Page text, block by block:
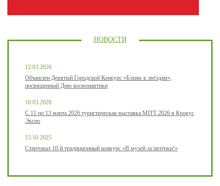
НОВОСТИ
12.03.2026
Объявлен Девятый Городской Конкурс «Ближе к звёздам»,
посвященный Дню космонавтики
10.03.2026
С 11 по 13 марта 2026 туристическая выставка MITT 2026 в Крокус
Экспо
15.10.2025
Стартовал 10-й традиционный конкурс «В музей за пятёрки!»